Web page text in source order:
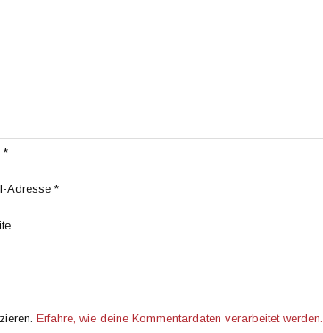
*
Adresse *
Erfahre, wie deine Kommentardaten verarbeitet werden.